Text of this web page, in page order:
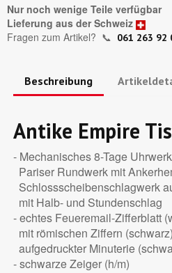
Nur noch wenige Teile verfügbar
Lieferung aus der Schweiz
Fragen zum Artikel? 📞 061 263 92
Beschreibung
Antike Empire
- Mechanisches 8-Tage Uhrwerk
Pariser Rundwerk mit
Schlossscheibenschlagwerk
mit Halb- und Stundenschlag
- echtes Feueremail-Zifferblatt
mit römischen Ziffern (schwarz)
aufgedruckter Minuterie
- schwarze Zeiger (h/m)